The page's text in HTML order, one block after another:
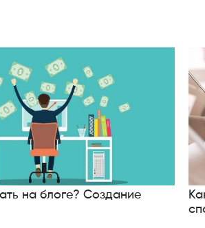
на блоге? Создание